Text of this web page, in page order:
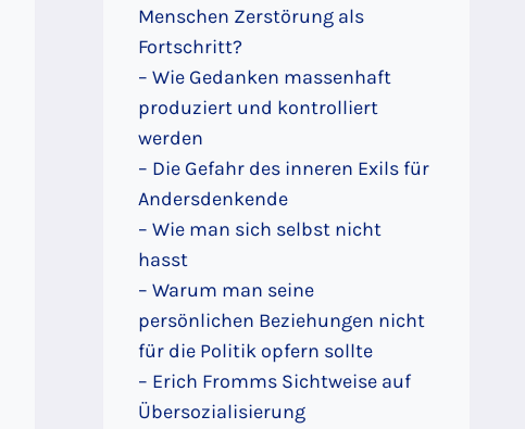
Menschen Zerstörung als
Fortschritt?
– Wie Gedanken massenhaft
produziert und kontrolliert
werden
– Die Gefahr des inneren Exils für
Andersdenkende
– Wie man sich selbst nicht
hasst
– Warum man seine
persönlichen Beziehungen nicht
für die Politik opfern sollte
– Erich Fromms Sichtweise auf
Übersozialisierung